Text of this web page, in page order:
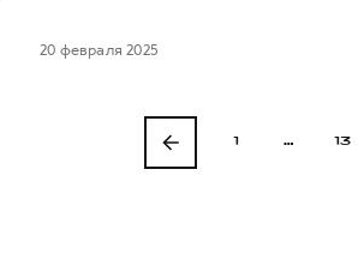
20 февраля 2025
1 … 13